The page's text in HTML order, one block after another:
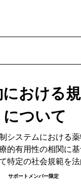
おける
ついて
システムにおける
的有用性の相関に
特定の社会規範を
サポートメンバー限定